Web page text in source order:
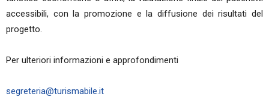
accessibili, con la promozione e la diffusione dei risultati del
progetto.
Per ulteriori informazioni e approfondimenti
segreteria@turismabile.it